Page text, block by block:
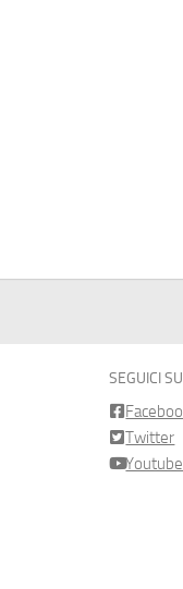
SEGUICI
Twitter
Youtube